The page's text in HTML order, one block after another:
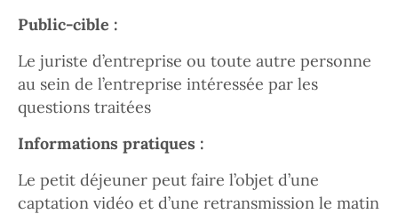
Public-cible :
Le juriste d’entreprise ou toute autre personne
au sein de l’entreprise intéressée par les
questions traitées
Informations pratiques :
Le petit déjeuner peut faire l’objet d’une
captation vidéo et d’une retransmission le matin